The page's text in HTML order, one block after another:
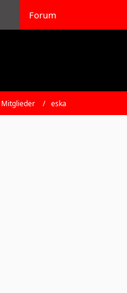
Forum
Mitglieder eska